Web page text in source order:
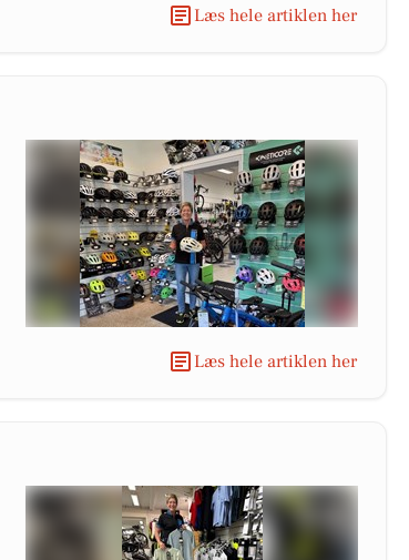
Læs hele artiklen her
Læs hele artiklen her